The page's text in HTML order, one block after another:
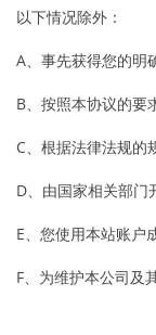
以下情况除外：
A、事先获得您的明
B、按照本协议的要
C、根据法律法规的
D、由国家相关部门
E、您使用本站账户
F、为维护本公司及